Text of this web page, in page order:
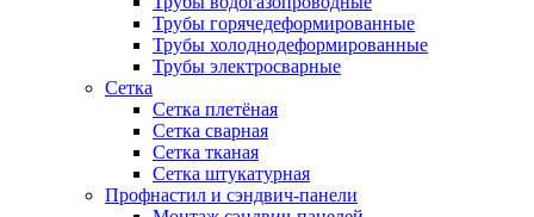
Трубы горячедеформированные
Трубы холоднодеформированные
Трубы электросварные
Сетка
Сетка плетёная
Сетка сварная
Сетка тканая
Сетка штукатурная
Профнастил и сэндвич-панели